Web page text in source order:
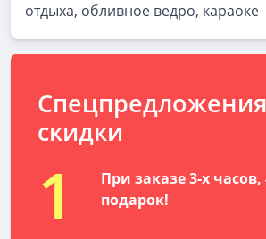
отдыха, обливное ведро, караоке
скидки
1
При заказе 3-х часов,
подарок!